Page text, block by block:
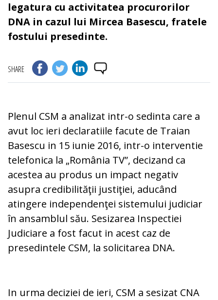
legatura cu activitatea procurorilor
DNA in cazul lui Mircea Basescu, fratele
fostului presedinte.
SHARE
Plenul CSM a analizat intr-o sedinta care a
avut loc ieri declaratiile facute de Traian
Basescu in 15 iunie 2016, intr-o interventie
telefonica la „România TV”, decizand ca
acestea au produs un impact negativ
asupra credibilităţii justiţiei, aducând
atingere independenţei sistemului judiciar
în ansamblul său. Sesizarea Inspectiei
Judiciare a fost facut in acest caz de
presedintele CSM, la solicitarea DNA.
In urma deciziei de ieri, CSM a sesizat CNA